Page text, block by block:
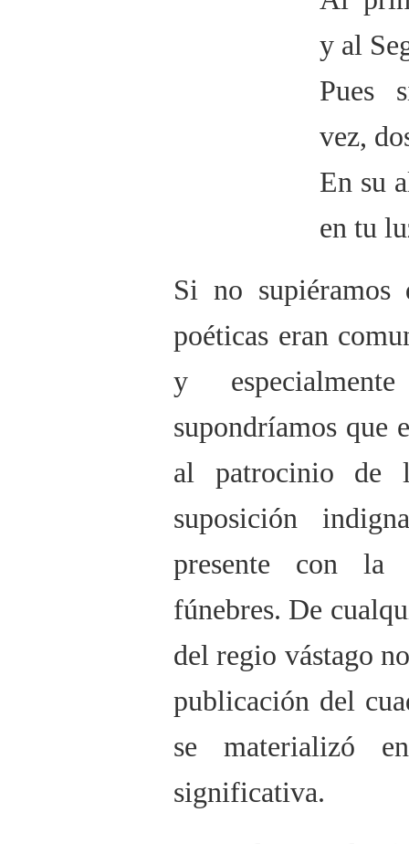
y al
Pues
vez,
En su
en tu
Si no supiéramos
poéticas eran
y
supondríamos que
al patrocinio
suposición
presente con la
fúnebres. De
del regio vástago
publicación del
se materializó
significativa.